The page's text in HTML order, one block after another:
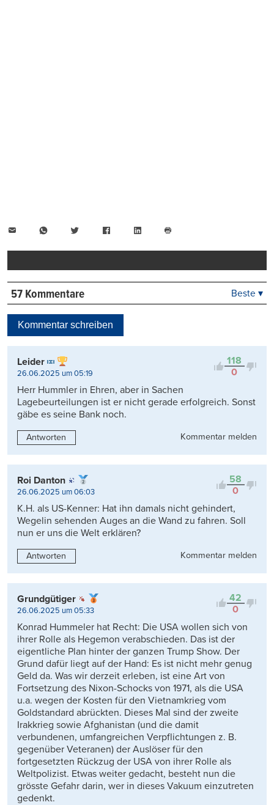
WhatsAppTwitter FacebookLinkedIn
drucken
57 Kommentare
Kontrovers
Beste ▾
Kommentar schreiben
118
0
Leider
26.06.2025 um 05:19
Herr Hummler in Ehren, aber in Sachen
Lagebeurteilungen ist er nicht gerade erfolgreich. Sonst
gäbe es seine Bank noch.
Antworten Kommentar melden
58
0
Roi Danton
26.06.2025 um 06:03
K.H. als US-Kenner: Hat ihn damals nicht gehindert,
Wegelin sehenden Auges an die Wand zu fahren. Soll
nun er uns die Welt erklären?
Antworten Kommentar melden
42
0
Grundgütiger
26.06.2025 um 05:33
Konrad Hummeler hat Recht: Die USA wollen sich von
ihrer Rolle als Hegemon verabschieden. Das ist der
eigentliche Plan hinter der ganzen Trump Show. Der
Grund dafür liegt auf der Hand: Es ist nicht mehr genug
Geld da. Was wir derzeit erleben, ist eine Art von
Fortsetzung des Nixon-Schocks von 1971, als die USA
u.a. wegen der Kosten für den Vietnamkrieg vom
Goldstandard abrückten. Dieses Mal sind der zweite
Irakkrieg sowie Afghanistan (und die damit
verbundenen, umfangreichen Verpflichtungen z. B.
gegenüber Veteranen) der Auslöser für den
fortgesetzten Rückzug der USA von ihrer Rolle als
Weltpolizist. Etwas weiter gedacht, besteht nun die
grösste Gefahr darin, wer in dieses Vakuum einzutreten
gedenkt.